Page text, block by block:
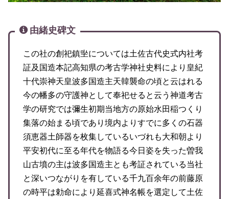
由緒史碑文
この社の創祀鎮㘴については土佐古代史式内社考
証及国造本記高知県の考古学神社史料により皇紀
十代崇神天皇波多国造主天韓襲命の頃と云はれる
今の幡多の守護神として奉祀せると云う神道考古
学の研究では彌生初期当地方の原始水田稲つくり
集落の始まる頃であり境内よりすでに多くの石器
須恵器土師器を枚集しているいづれも大和朝より
平安初代に至る年代を物語る今日姿を失った曽我
山古墳の主は波多国造主とも考証されている当社
と深いつながりを有している千九百余年の前藤原
の時平は勅命により延喜式神名帳を選定して土佐